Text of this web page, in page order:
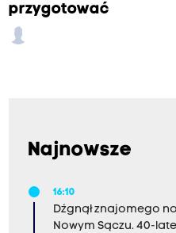
przygotować
Najnowsze
16:10
Dźgnął znajomego
Nowym Sączu. 40-